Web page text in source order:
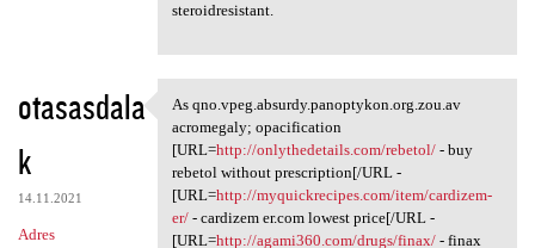
steroidresistant.
otasasdala
k
14.11.2021
Adres
As qno.vpeg.absurdy
As qno.vpeg.absurdy.panoptykon.org.zou.av
acromegaly; opacification
[URL=http://onlythedetails.com/rebetol/- buy
rebetol without prescription[/URL -
[URL=http://myquickrecipes.com/item/cardizem-
er/- cardizem er.com lowest price[/URL -
[URL=http://agami360.com/drugs/finax/- finax